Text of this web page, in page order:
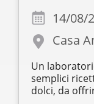
14/08/
Casa
Un
semplici
dolci, da